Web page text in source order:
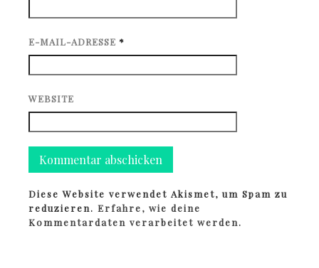
E-MAIL-ADRESSE *
WEBSITE
Diese Website verwendet Akismet, um Spam zu
reduzieren.Erfahre, wie deine
Kommentardaten verarbeitet werden.